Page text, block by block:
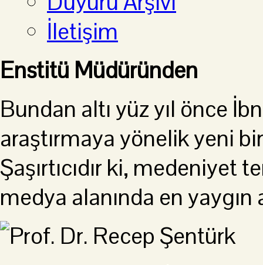
İletişim
Enstitü Müdüründen
Bundan altı yüz yıl önce
araştırmaya yönelik yeni
Şaşırtıcıdır ki,
medya alanında en